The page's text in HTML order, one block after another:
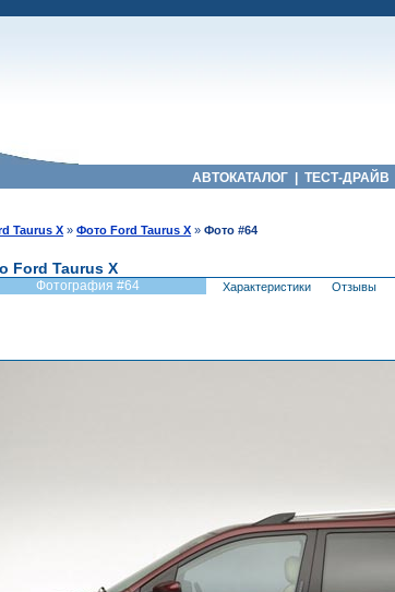
АВТОКАТАЛОГ ТЕСТ-ДРАЙВ
Taurus X »Фото Ford Taurus X »Фото #64
Ford Taurus X
Фотография #64 Характеристики Отзывы